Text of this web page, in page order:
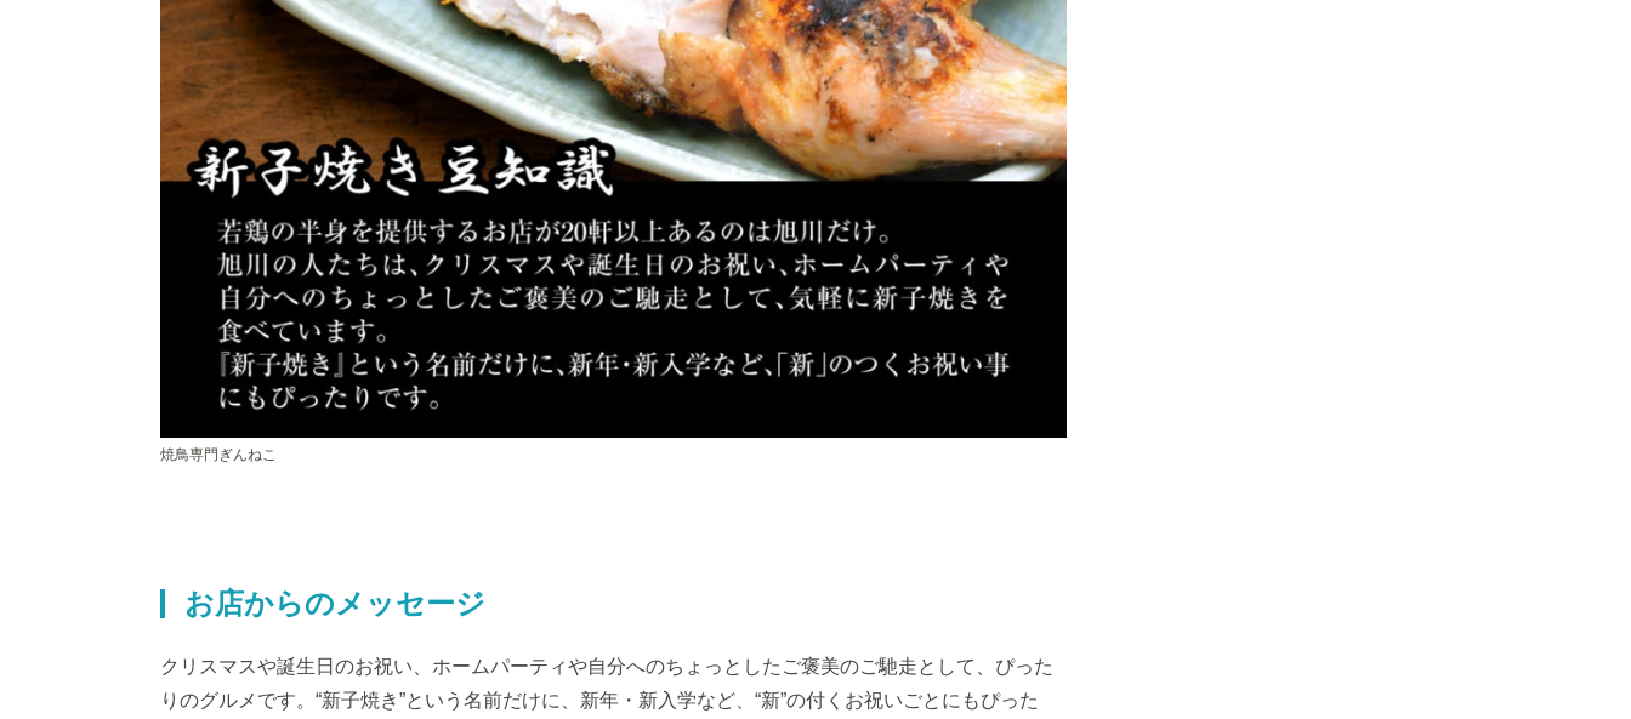
焼鳥専門ぎんねこ
お店からのメッセージ
クリスマスや誕生日のお祝い、ホームパーティや自分へのちょっとしたご褒美のご馳走として、ぴった
りのグルメです。“新子焼き”という名前だけに、新年・新入学など、“新”の付くお祝いごとにもぴった